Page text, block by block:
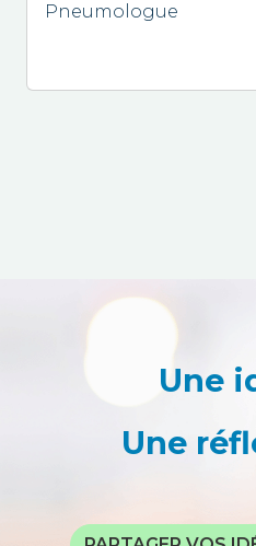
Pneumologue
Une
Une